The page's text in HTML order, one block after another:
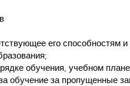
его способностям и
обучения, учебном
обучение за пропущенные